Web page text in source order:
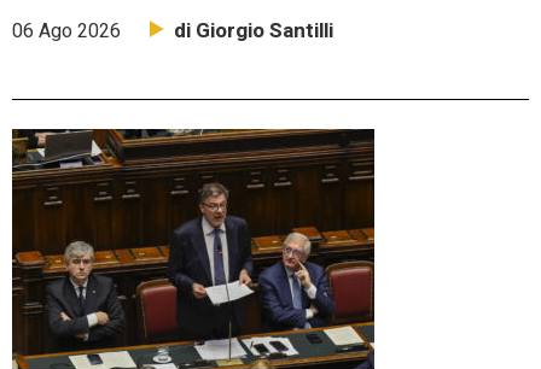
06 Ago 2026 di Giorgio Santilli